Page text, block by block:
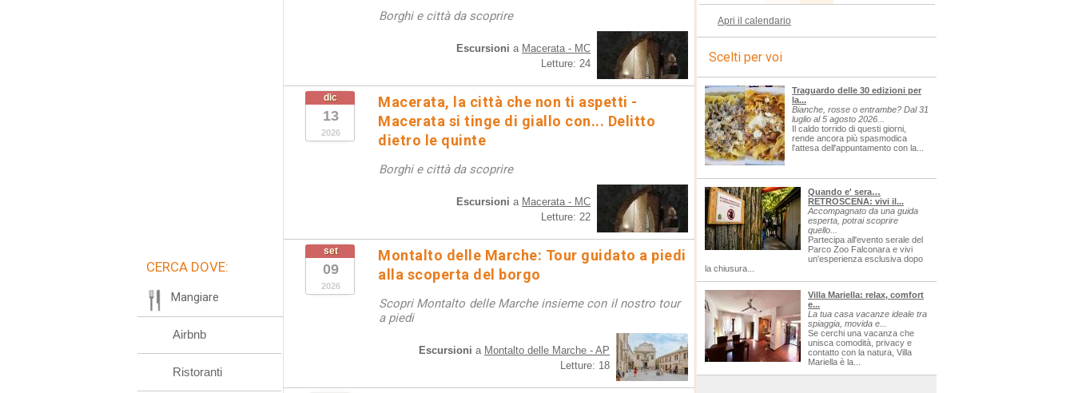
Borghi e città da scoprire
Escursioni a Macerata - MC
Letture: 24
dic
13
2026
Macerata, la città che non ti aspetti -
Macerata si tinge di giallo con... Delitto
dietro le quinte
Borghi e città da scoprire
Escursioni a Macerata - MC
Letture: 22
set
09
2026
Montalto delle Marche: Tour guidato a piedi
alla scoperta del borgo
Scopri Montalto delle Marche insieme con il nostro tour
a piedi
Escursioni a Montalto delle Marche - AP
Letture: 18
CERCA DOVE:
Mangiare
Airbnb
Ristoranti
Apri il calendario
Scelti per voi
Traguardo delle 30 edizioni per
la...
Bianche, rosse o entrambe? Dal 31
luglio al 5 agosto 2026...
Il caldo torrido di questi giorni,
rende ancora più spasmodica
l'attesa dell'appuntamento con la...
Quando e' sera…
RETROSCENA: vivi il...
Accompagnato da una guida
esperta, potrai scoprire
quello...
Partecipa all'evento serale del
Parco Zoo Falconara e vivi
un'esperienza esclusiva dopo
la chiusura...
Villa Mariella: relax, comfort
e...
La tua casa vacanze ideale tra
spiaggia, movida e...
Se cerchi una vacanza che
unisca comodità, privacy e
contatto con la natura, Villa
Mariella è la...